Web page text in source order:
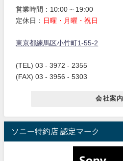
営業時間：10:00 ~ 19:00
定休日： 日曜・月曜・祝日
東京都練馬区小竹町1-55-2
(TEL) 03 - 3972 - 2355
(FAX) 03 - 3956 - 5303
会社案内
ソニー特約店 認定マーク